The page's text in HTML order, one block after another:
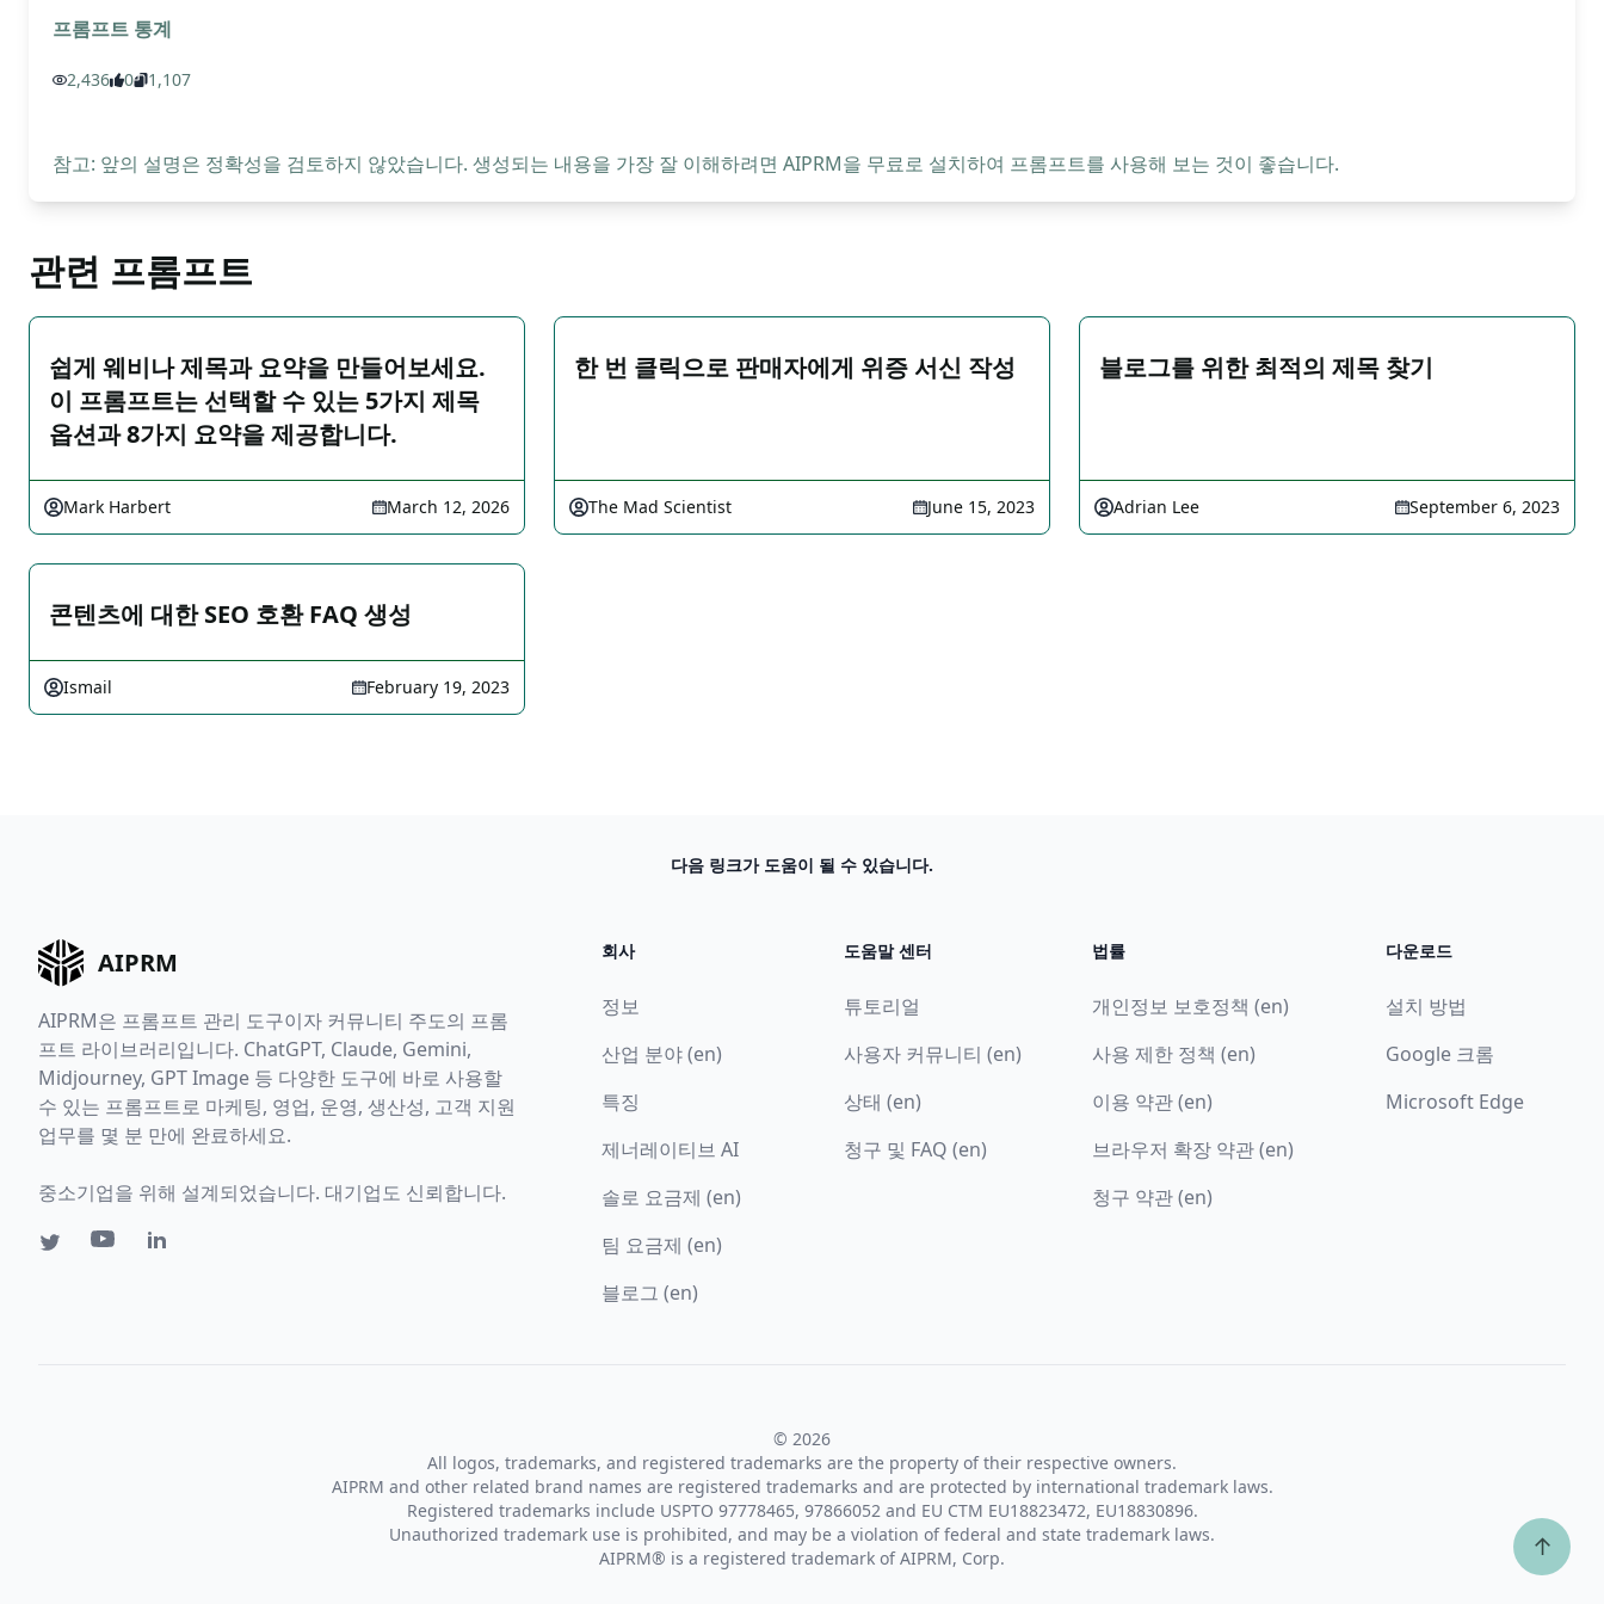
프롬프트 통계
2,436 0 1,107
참고: 앞의 설명은 정확성을 검토하지 않았습니다. 생성되는 내용을 가장 잘 이해하려면 AIPRM을 무료로 설치하여 프롬프트를 사용해 보는 것이 좋습니다.
관련 프롬프트
쉽게 웨비나 제목과 요약을 만들어보세요.
이 프롬프트는 선택할 수 있는 5가지 제목
옵션과 8가지 요약을 제공합니다.
Mark Harbert March 12, 2026
한 번 클릭으로 판매자에게 위증 서신 작성
The Mad Scientist June 15, 2023
블로그를 위한 최적의 제목 찾기
Adrian Lee September 6, 2023
콘텐츠에 대한 SEO 호환 FAQ 생성
Ismail February 19, 2023
다음 링크가 도움이 될 수 있습니다.
AIPRM
AIPRM은 프롬프트 관리 도구이자 커뮤니티 주도의 프롬
프트 라이브러리입니다. ChatGPT, Claude, Gemini,
Midjourney, GPT Image 등 다양한 도구에 바로 사용할
수 있는 프롬프트로 마케팅, 영업, 운영, 생산성, 고객 지원
업무를 몇 분 만에 완료하세요.
중소기업을 위해 설계되었습니다. 대기업도 신뢰합니다.
회사
정보
산업 분야 (en)
특징
제너레이티브 AI
솔로 요금제 (en)
팀 요금제 (en)
블로그 (en)
도움말 센터
튜토리얼
사용자 커뮤니티 (en)
상태 (en)
청구 및 FAQ (en)
법률
개인정보 보호정책 (en)
사용 제한 정책 (en)
이용 약관 (en)
브라우저 확장 약관 (en)
청구 약관 (en)
다운로드
설치 방법
Google 크롬
Microsoft Edge
© 2026
All logos, trademarks, and registered trademarks are the property of their respective owners.
AIPRM and other related brand names are registered trademarks and are protected by international trademark laws.
Registered trademarks include USPTO 97778465, 97866052 and EU CTM EU18823472, EU18830896.
Unauthorized trademark use is prohibited, and may be a violation of federal and state trademark laws.
AIPRM® is a registered trademark of AIPRM, Corp.
↑